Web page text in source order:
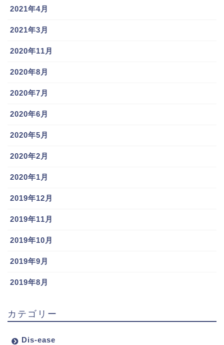
2021年4月
2021年3月
2020年11月
2020年8月
2020年7月
2020年6月
2020年5月
2020年2月
2020年1月
2019年12月
2019年11月
2019年10月
2019年9月
2019年8月
カテゴリー
Dis-ease